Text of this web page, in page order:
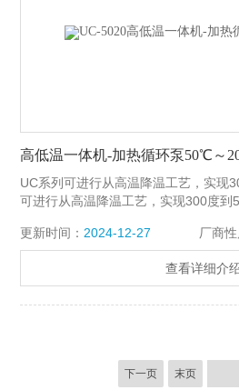
高低温一体机-加热循环泵50℃～
UC系列可进行从高温降温工艺，实现
可进行从高温降温工艺，实现300度到
更新时间： 2024-12-27 厂商性
查看详细介
下一页 末页